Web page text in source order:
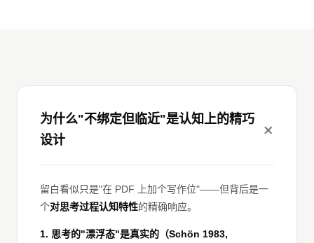
为什么"不绑定但临近"是认知上的精巧
设计
留白看似只是"在 PDF 上加个写作位"——但背后是一
个对思考过程认知特性的精确响应。
1. 思考的"漂浮态"是真实的（Schön 1983,